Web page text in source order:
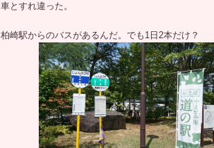
車とすれ違った。
柏崎駅からのバスがあるんだ。でも1日2本だけ？